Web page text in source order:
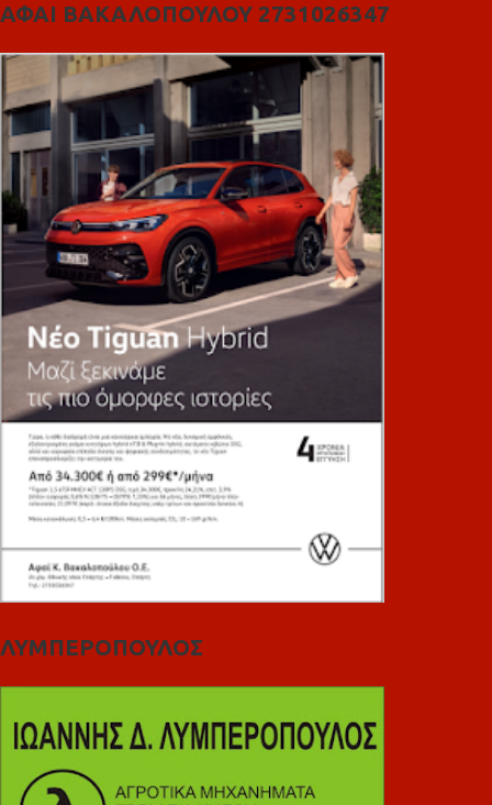
ΑΦΑΙ ΒΑΚΑΛΟΠΟΥΛΟΥ 2731026347
ΛΥΜΠΕΡΟΠΟΥΛΟΣ